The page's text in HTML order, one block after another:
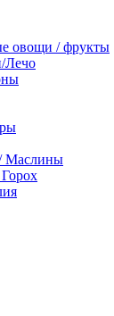
овощи / фрукты
Лечо
Маслины